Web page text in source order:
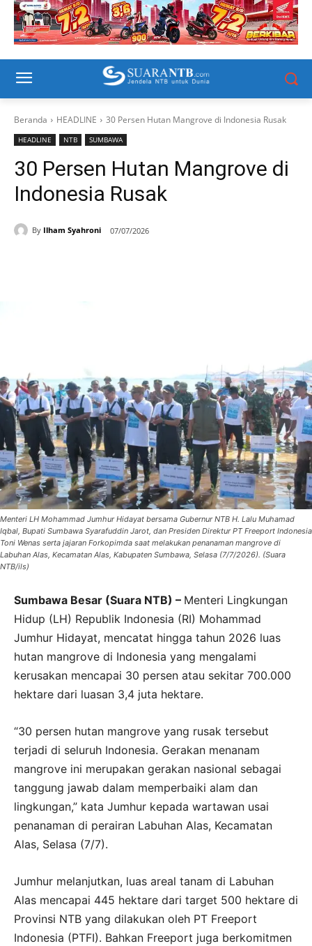
Beranda HEADLINE 30 Persen Hutan Mangrove di Indonesia Rusak
HEADLINE NTB SUMBAWA
30 Persen Hutan Mangrove di
Indonesia Rusak
By Ilham Syahroni 07/07/2026
Menteri LH Mohammad Jumhur Hidayat bersama Gubernur NTB H. Lalu Muhamad
Iqbal, Bupati Sumbawa Syarafuddin Jarot, dan Presiden Direktur PT Freeport Indonesia
Toni Wenas serta jajaran Forkopimda saat melakukan penanaman mangrove di
Labuhan Alas, Kecamatan Alas, Kabupaten Sumbawa, Selasa (7/7/2026). (Suara
NTB/ils)
Sumbawa Besar (Suara NTB) – Menteri Lingkungan
Hidup (LH) Republik Indonesia (RI) Mohammad
Jumhur Hidayat, mencatat hingga tahun 2026 luas
hutan mangrove di Indonesia yang mengalami
kerusakan mencapai 30 persen atau sekitar 700.000
hektare dari luasan 3,4 juta hektare.
“30 persen hutan mangrove yang rusak tersebut
terjadi di seluruh Indonesia. Gerakan menanam
mangrove ini merupakan gerakan nasional sebagai
tanggung jawab dalam memperbaiki alam dan
lingkungan,” kata Jumhur kepada wartawan usai
penanaman di perairan Labuhan Alas, Kecamatan
Alas, Selasa (7/7).
Jumhur melanjutkan, luas areal tanam di Labuhan
Alas mencapai 445 hektare dari target 500 hektare di
Provinsi NTB yang dilakukan oleh PT Freeport
Indonesia (PTFI). Bahkan Freeport juga berkomitmen